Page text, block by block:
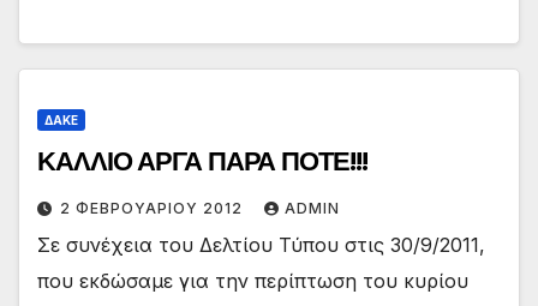
ΔΑΚΕ
ΚΑΛΛΙΟ ΑΡΓΑ ΠΑΡΑ ΠΟΤΕ!!!
2 ΦΕΒΡΟΥΑΡΊΟΥ 2012 ADMIN
Σε συνέχεια του Δελτίου Τύπου στις 30/9/2011,
που εκδώσαμε για την περίπτωση του κυρίου